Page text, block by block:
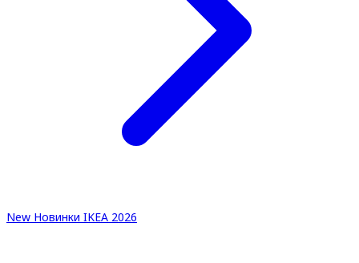
New Новинки IKEA 2026